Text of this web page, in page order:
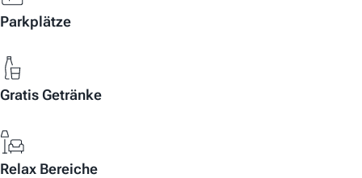
Parkplätze
Gratis Getränke
Relax Bereiche